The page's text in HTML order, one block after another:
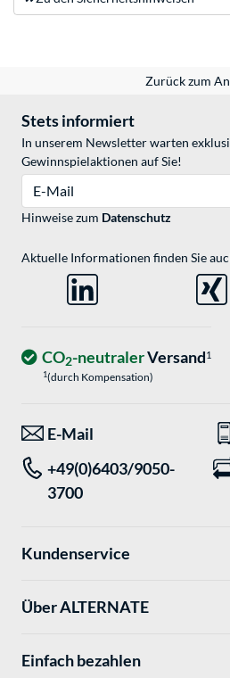
Zurück zum
Stets informiert
In unserem Newsletter warten
Gewinnspielaktionen auf Sie!
Hinweise zum Datenschutz
Aktuelle Informationen finden Sie
CO2-neutralerVersand1
1(durch Kompensation)
E-Mail
+49(0)6403/9050-
3700
Kundenservice
Über ALTERNATE
Einfach bezahlen